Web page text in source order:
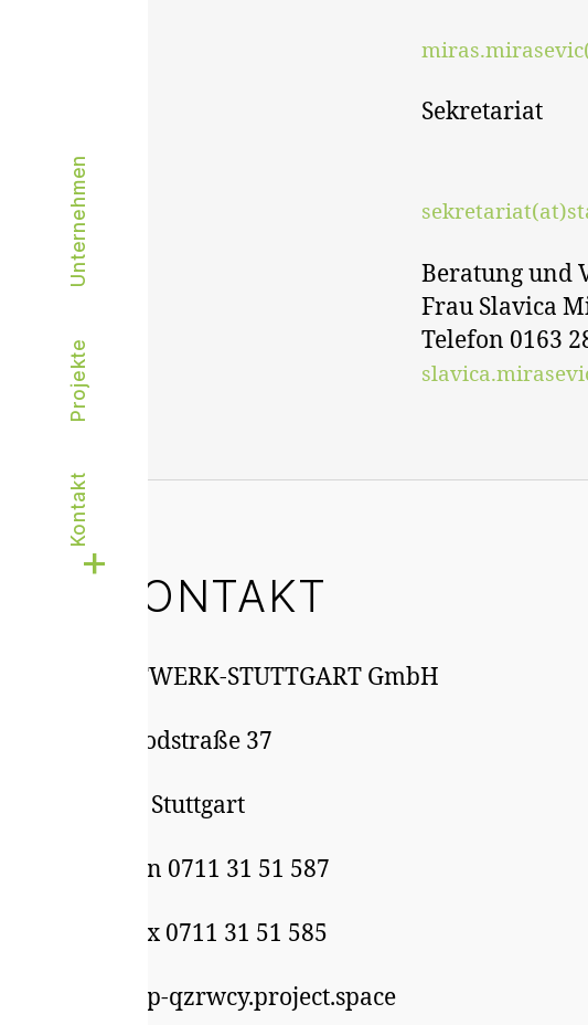
Kontakt
Projekte
Unternehmen
Sekretariat
Beratung und
Frau Slavica
Telefon 0163
KONTAKT
STATTWERK-STUTTGART GmbH
Gutbrodstraße 37
70193 Stuttgart
Telefon 0711 31 51 587
Telefax 0711 31 51 585
Info@p-qzrwcy.project.space